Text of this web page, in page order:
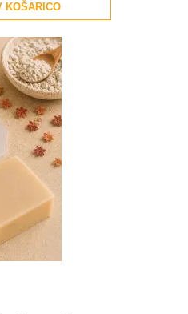
KOŠARICO